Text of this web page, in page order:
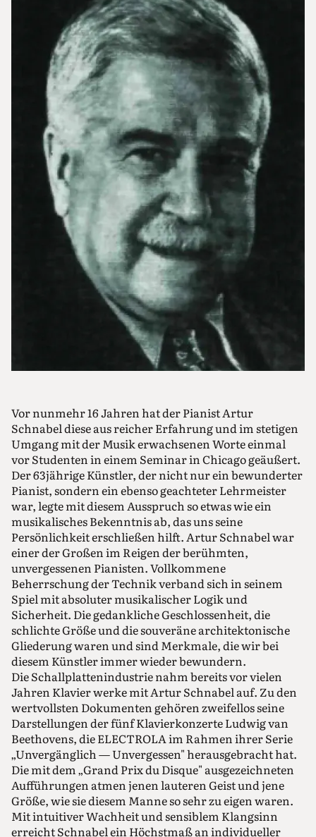
Vor nunmehr 16 Jahren hat der Pianist Artur
Schnabel diese aus reicher Erfahrung und im stetigen
Umgang mit der Musik erwachsenen Worte einmal
vor Studenten in einem Seminar in Chicago geäußert.
Der 63jährige Künstler, der nicht nur ein bewunderter
Pianist, sondern ein ebenso geachteter Lehrmeister
war, legte mit diesem Ausspruch so etwas wie ein
musikalisches Bekenntnis ab, das uns seine
Persönlichkeit erschließen hilft. Artur Schnabel war
einer der Großen im Reigen der berühmten,
unvergessenen Pianisten. Vollkommene
Beherrschung der Technik verband sich in seinem
Spiel mit absoluter musikalischer Logik und
Sicherheit. Die gedankliche Geschlossenheit, die
schlichte Größe und die souveräne architektonische
Gliederung waren und sind Merkmale, die wir bei
diesem Künstler immer wieder bewundern.
Die Schallplattenindustrie nahm bereits vor vielen
Jahren Klavier werke mit Artur Schnabel auf. Zu den
wertvollsten Dokumenten gehören zweifellos seine
Darstellungen der fünf Klavierkonzerte Ludwig van
Beethovens, die ELECTROLA im Rahmen ihrer Serie
„Unvergänglich — Unvergessen" herausgebracht hat.
Die mit dem „Grand Prix du Disque" ausgezeichneten
Aufführungen atmen jenen lauteren Geist und jene
Größe, wie sie diesem Manne so sehr zu eigen waren.
Mit intuitiver Wachheit und sensiblem Klangsinn
erreicht Schnabel ein Höchstmaß an individueller